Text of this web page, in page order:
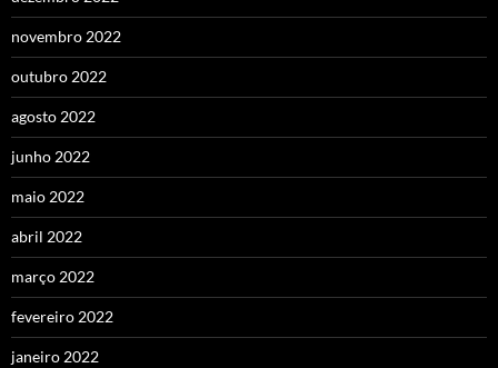
novembro 2022
outubro 2022
agosto 2022
junho 2022
maio 2022
abril 2022
março 2022
fevereiro 2022
janeiro 2022